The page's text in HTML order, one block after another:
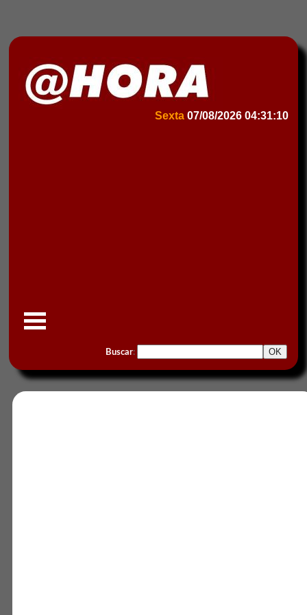
Sexta 07/08/2026 04:31:10
Buscar: